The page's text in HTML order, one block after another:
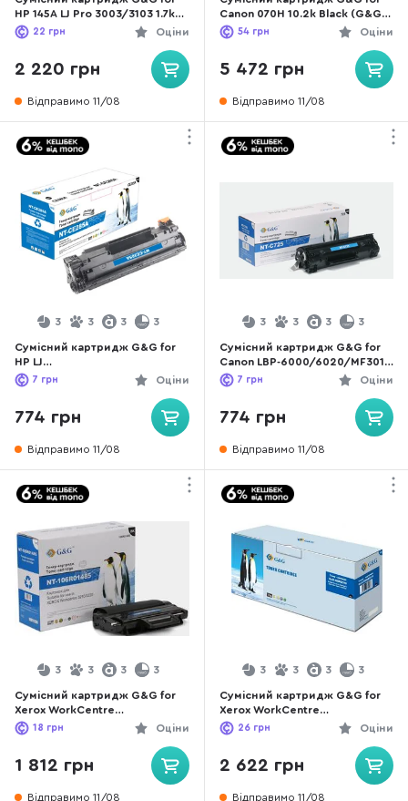
HP 145A LJ Pro 3003/3103 1.7k
Black (G&G-W1450A)
Оціни
22 грн
2 220 грн
Відправимо 11/08
Canon 070H 10.2k Black (G&G-
5640C002)
Оціни
54 грн
5 472 грн
Відправимо 11/08
3 3 3 3
Сумісний картридж G&G for
HP LJ
P1102/1102w/M1132/M1212nf
Black (G&G-CE285A)
Оціни
7 грн
774 грн
Відправимо 11/08
3 3 3 3
Сумісний картридж G&G for
Canon LBP-6000/6020/MF3010
Black (G&G-725)
Оціни
7 грн
774 грн
Відправимо 11/08
3 3 3 3
Сумісний картридж G&G for
Xerox WorkCentre
3210MFP/3220MFP Black (G&G-
106R01485)
Оціни
18 грн
1 812 грн
Відправимо 11/08
3 3 3 3
Сумісний картридж G&G for
Xerox WorkCentre
3315DN/3325DNI Black (G&G-
106R02310)
Оціни
26 грн
2 622 грн
Відправимо 11/08